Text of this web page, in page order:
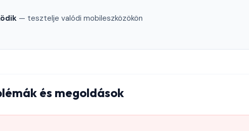
— tesztelje valódi mobileszközökön
és megoldások